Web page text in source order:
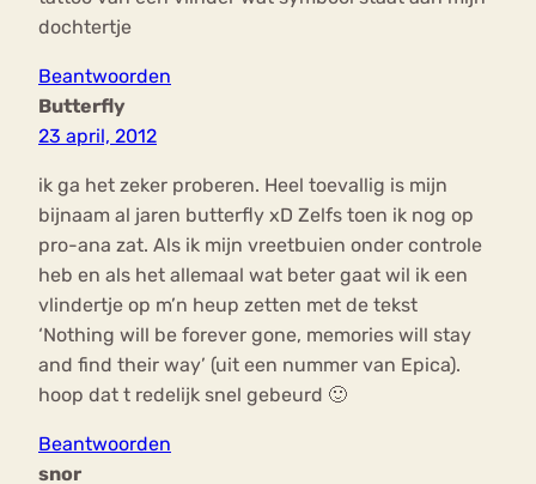
dochtertje
Beantwoorden
Butterfly
23 april, 2012
ik ga het zeker proberen. Heel toevallig is mijn
bijnaam al jaren butterfly xD Zelfs toen ik nog op
pro-ana zat. Als ik mijn vreetbuien onder controle
heb en als het allemaal wat beter gaat wil ik een
vlindertje op m’n heup zetten met de tekst
‘Nothing will be forever gone, memories will stay
and find their way’ (uit een nummer van Epica).
hoop dat t redelijk snel gebeurd 🙂
Beantwoorden
snor